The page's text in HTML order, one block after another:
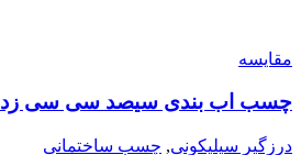
مقایسه
چسب اب بندی سیصد سی سی زد 90
درزگیر سیلیکونی, چسب ساختمانی